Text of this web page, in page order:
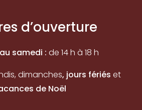
d’ouverture
samedi : de 14 h à 18 h
dimanches, jours fériés et
de Noël